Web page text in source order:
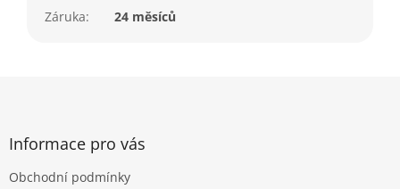
Záruka: 24 měsíců
Informace pro vás
Obchodní podmínky